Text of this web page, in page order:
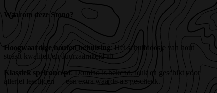
Waarom deze Stono?
Hoogwaardige houten behuizing: Het schuifdoosje van hout
straalt kwaliteit en duurzaamheid uit.
Klassiek spelconcept: Domino is bekend, leuk en geschikt voor
allerlei leeftijden — een extra waarde als geschenk.